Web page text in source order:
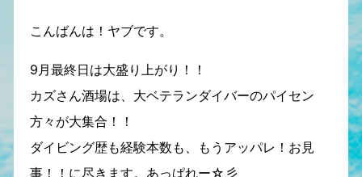
こんばんは！ヤブです。
9月最終日は大盛り上がり！！
カズさん酒場は、大ベテランダイバーのパイセン
方々が大集合！！
ダイビング歴も経験本数も、もうアッパレ！お見
事！！に尽きます。あっぱれー☆彡